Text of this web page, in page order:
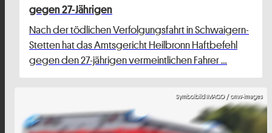
gegen 27-Jährigen
Nach der tödlichen Verfolgungsfahrt in Schwaigern-
Stetten hat das Amtsgericht Heilbronn Haftbefehl
gegen den 27-jährigen vermeintlichen Fahrer …
Symbolbild IMAGO / onw-images